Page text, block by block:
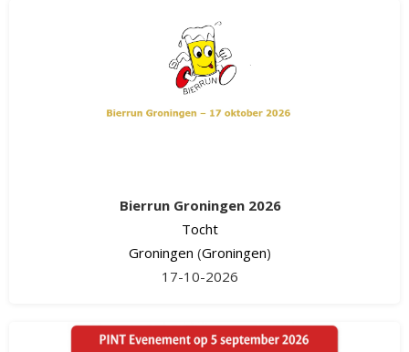
Bierrun Groningen 2026
Tocht
Groningen (Groningen)
17-10-2026